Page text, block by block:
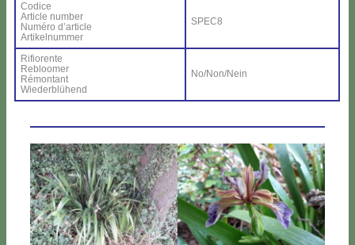
Co­di­ce
Ar­ti­cle num­ber
Nu­mé­ro d’ar­ti­cle
Ar­ti­kel­num­mer
SPEC8
Ri­fio­ren­te
Re­bloo­mer
Ré­mon­tant
Wie­der­blü­hend
No/Non/Nein